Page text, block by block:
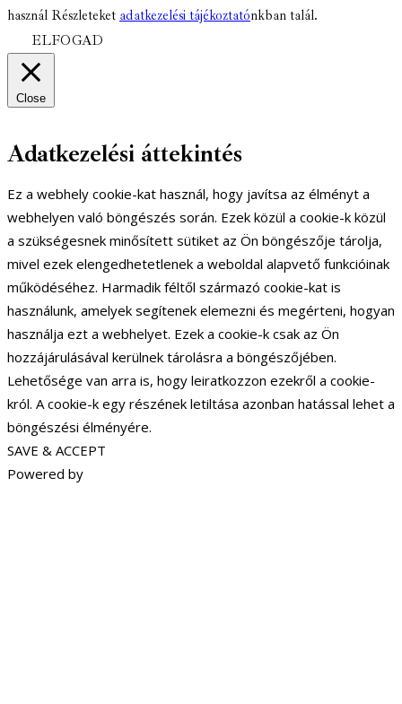
használ Részleteket adatkezelési tájékoztatónkban talál.
ELFOGAD
Close
Adatkezelési áttekintés
Ez a webhely cookie-kat használ, hogy javítsa az élményt a
webhelyen való böngészés során. Ezek közül a cookie-k közül
a szükségesnek minősített sütiket az Ön böngészője tárolja,
mivel ezek elengedhetetlenek a weboldal alapvető funkcióinak
működéséhez. Harmadik féltől származó cookie-kat is
használunk, amelyek segítenek elemezni és megérteni, hogyan
használja ezt a webhelyet. Ezek a cookie-k csak az Ön
hozzájárulásával kerülnek tárolásra a böngészőjében.
Lehetősége van arra is, hogy leiratkozzon ezekről a cookie-
król. A cookie-k egy részének letiltása azonban hatással lehet a
böngészési élményére.
SAVE & ACCEPT
Powered by